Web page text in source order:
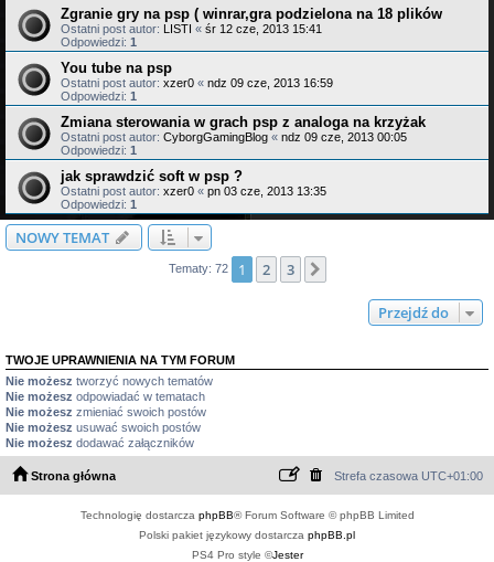
Zgranie gry na psp ( winrar,gra podzielona na 18 plików
Ostatni post autor: LISTI « śr 12 cze, 2013 15:41
Odpowiedzi: 1
You tube na psp
Ostatni post autor: xzer0 « ndz 09 cze, 2013 16:59
Odpowiedzi: 1
Zmiana sterowania w grach psp z analoga na krzyżak
Ostatni post autor: CyborgGamingBlog « ndz 09 cze, 2013 00:05
Odpowiedzi: 1
jak sprawdzić soft w psp ?
Ostatni post autor: xzer0 « pn 03 cze, 2013 13:35
Odpowiedzi: 1
NOWY TEMAT
Tematy: 72 1 2 3
Przejdź do
TWOJE UPRAWNIENIA NA TYM FORUM
Nie możesz tworzyć nowych tematów
Nie możesz odpowiadać w tematach
Nie możesz zmieniać swoich postów
Nie możesz usuwać swoich postów
Nie możesz dodawać załączników
Strona główna Strefa czasowa UTC+01:00
Technologię dostarcza phpBB® Forum Software © phpBB Limited
Polski pakiet językowy dostarcza phpBB.pl
PS4 Pro style ©Jester